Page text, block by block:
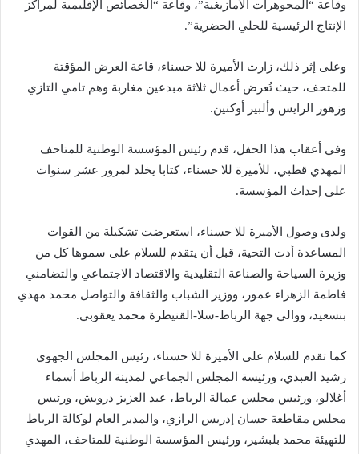
وقاعة “المجوهرات الأمازيغية”، وقاعة “الخصائص الإقليمية لمراكز
الإنتاج الرئيسية للحلي الحضرية”.
وعلى إثر ذلك، زارت الأميرة للا حسناء، قاعة العرض المؤقتة
للمتحف، حيث تُعرض أعمال ثلاثة مبدعين مغاربة وهم تامي التازي
وزهور الرايس وألبير أوكنين.
وفي أعقاب هذا الحفل، قدم رئيس المؤسسة الوطنية للمتاحف
المهدي قطبي، للأميرة للا حسناء، كتابا يخلد لمرور عشر سنوات
على إحداث المؤسسة.
ولدى وصول الأميرة للا حسناء، استعرضت تشكيلة من القوات
المساعدة أدت التحية، قبل أن يتقدم للسلام على سموها كل من
وزيرة السياحة والصناعة التقليدية والاقتصاد الاجتماعي والتضامني
فاطمة الزهراء عمور، ووزير الشباب والثقافة والتواصل محمد مهدي
بنسعيد، ووالي جهة الرباط-سلا-القنيطرة محمد يعقوبي.
كما تقدم للسلام على الأميرة للا حسناء، رئيس المجلس الجهوي
رشيد العبدي، ورئيسة المجلس الجماعي لمدينة الرباط أسماء
أغلالو، ورئيس مجلس عمالة الرباط، عبد العزيز درويش، ورئيس
مجلس مقاطعة حسان إدريس الرازي، والمدير العام لوكالة الرباط
للتهيئة محمد بلبشير، ورئيس المؤسسة الوطنية للمتاحف، المهدي